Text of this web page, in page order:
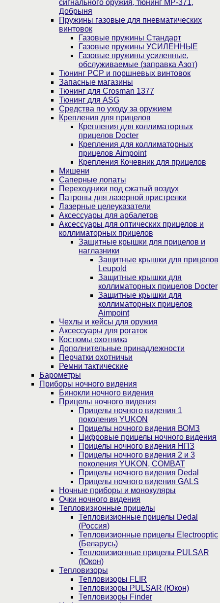
сигнального оружия, тюнинг МР-371,
Добрыня
Пружины газовые для пневматических
винтовок
Газовые пружины Стандарт
Газовые пружины УСИЛЕННЫЕ
Газовые пружины усиленные,
обслуживаемые (заправка Азот)
Тюнинг PCP и поршневых винтовок
Запасные магазины
Тюнинг для Crosman 1377
Тюнинг для ASG
Средства по уходу за оружием
Крепления для прицелов
Крепления для коллиматорных
прицелов Docter
Крепления для коллиматорных
прицелов Aimpoint
Крепления Кочевник для прицелов
Мишени
Саперные лопаты
Переходники под сжатый воздух
Патроны для лазерной пристрелки
Лазерные целеуказатели
Аксессуары для арбалетов
Аксессуары для оптических прицелов и
коллиматорных прицелов
Защитные крышки для прицелов и
наглазники
Защитные крышки для прицелов
Leupold
Защитные крышки для
коллиматорных прицелов Docter
Защитные крышки для
коллиматорных прицелов
Aimpoint
Чехлы и кейсы для оружия
Аксессуары для рогаток
Костюмы охотника
Дополнительные принадлежности
Перчатки охотничьи
Ремни тактические
Барометры
Приборы ночного видения
Бинокли ночного видения
Прицелы ночного видения
Прицелы ночного видения 1
поколения YUKON
Прицелы ночного видения ВОМЗ
Цифровые прицелы ночного видения
Прицелы ночного видения НПЗ
Прицелы ночного видения 2 и 3
поколения YUKON, COMBAT
Прицелы ночного видения Dedal
Прицелы ночного видения GALS
Ночные приборы и монокуляры
Очки ночного видения
Тепловизионные прицелы
Тепловизионные прицелы Dedal
(Россия)
Тепловизионные прицелы Electrooptic
(Беларусь)
Тепловизионные прицелы PULSAR
(Юкон)
Тепловизоры
Тепловизоры FLIR
Тепловизоры PULSAR (Юкон)
Тепловизоры Finder